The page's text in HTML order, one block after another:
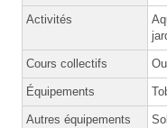
Activités
Cours collectifs
Équipements
Autres équipements